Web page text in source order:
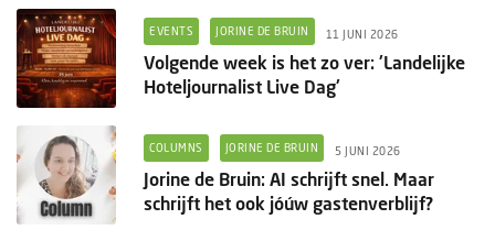
EVENTS JORINE DE BRUIN 11 JUNI 2026
Volgende week is het zo ver: 'Landelijke
Hoteljournalist Live Dag'
COLUMNS JORINE DE BRUIN 5 JUNI 2026
Jorine de Bruin: AI schrijft snel. Maar
schrijft het ook jóúw gastenverblijf?